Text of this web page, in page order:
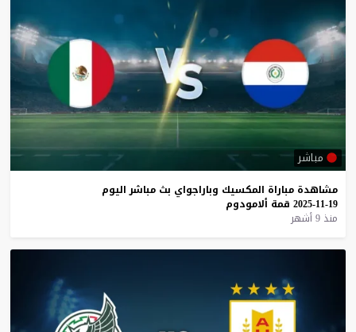
مباشر
مشاهدة مباراة المكسيك وباراجواي بث مباشر اليوم
19-11-2025
قمة ألامودوم
منذ 9 أشهر